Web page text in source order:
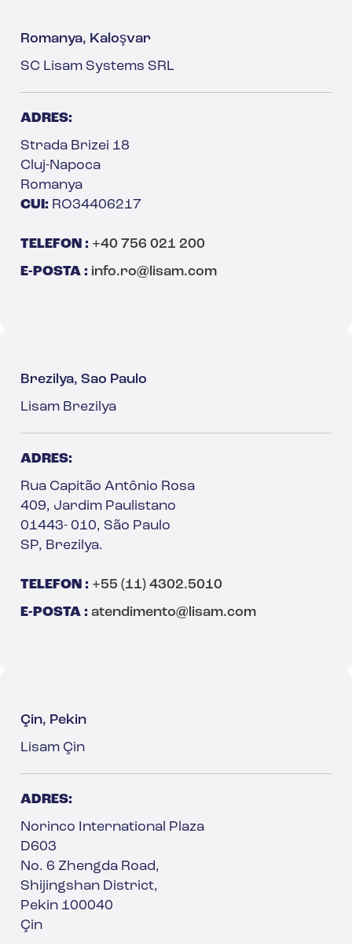
Romanya, Kaloşvar
SC Lisam Systems SRL
ADRES:
Strada Brizei 18
Cluj-Napoca
Romanya
CUI: RO34406217
TELEFON : +40 756 021 200
E-POSTA : info.ro@lisam.com
Brezilya, Sao Paulo
Lisam Brezilya
ADRES:
Rua Capitão Antônio Rosa
409, Jardim Paulistano
01443- 010, São Paulo
SP, Brezilya.
TELEFON : +55 (11) 4302.5010
E-POSTA : atendimento@lisam.com
Çin, Pekin
Lisam Çin
ADRES:
Norinco International Plaza
D603
No. 6 Zhengda Road,
Shijingshan District,
Pekin 100040
Çin